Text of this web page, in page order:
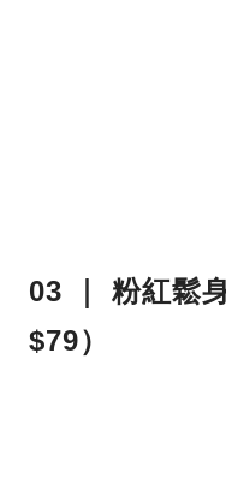
03 ｜ 粉紅鬆
$79）